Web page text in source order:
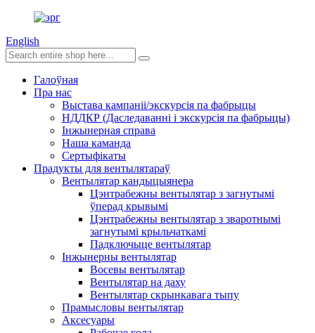
English
Галоўная
Пра нас
Выстава кампаніі/экскурсія па фабрыцы
НДДКР (Даследаванні і экскурсія па фабрыцы)
Інжынерная справа
Наша каманда
Сертыфікаты
Прадукты для вентылятараў
Вентылятар кандыцыянера
Цэнтрабежны вентылятар з загнутымі
ўперад крывымі
Цэнтрабежны вентылятар з зваротнымі
загнутымі крыльчаткамі
Падключыце вентылятар
Інжынерны вентылятар
Восевы вентылятар
Вентылятар на даху
Вентылятар скрынкавага тыпу
Прамысловы вентылятар
Аксесуары